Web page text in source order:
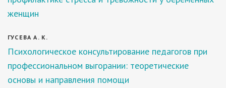
женщин
ГУСЕВА А. К.
Психологическое консультирование педагогов при
профессиональном выгорании: теоретические
основы и направления помощи